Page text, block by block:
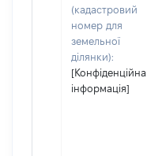
(кадастровий
номер для
земельної
ділянки):
[Конфіденційна
інформація]